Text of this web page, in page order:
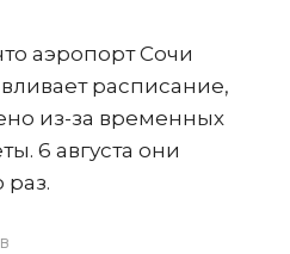
аэропорт Сочи
расписание,
из-за временных
6 августа они
раз.